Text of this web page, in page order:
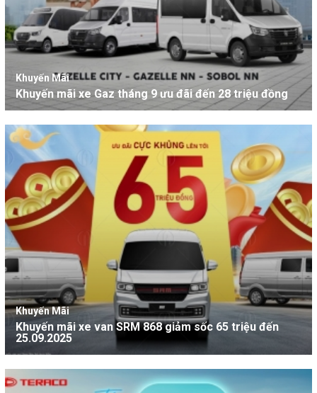
Khuyến Mãi
Khuyến mãi xe Gaz tháng 9 ưu đãi đến 28 triệu đồng
Khuyến Mãi
Khuyến mãi xe van SRM 868 giảm sốc 65 triệu đến
25.09.2025